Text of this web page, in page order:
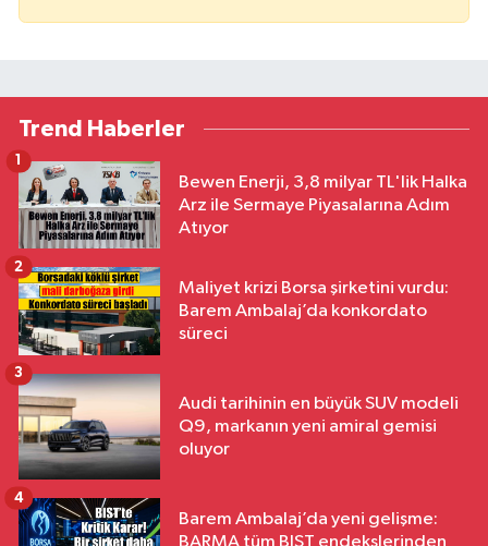
Trend Haberler
Bewen Enerji, 3,8 milyar TL'lik Halka
Arz ile Sermaye Piyasalarına Adım
Atıyor
1
Maliyet krizi Borsa şirketini vurdu:
Barem Ambalaj’da konkordato
süreci
2
Audi tarihinin en büyük SUV modeli
Q9, markanın yeni amiral gemisi
oluyor
3
Barem Ambalaj’da yeni gelişme:
4